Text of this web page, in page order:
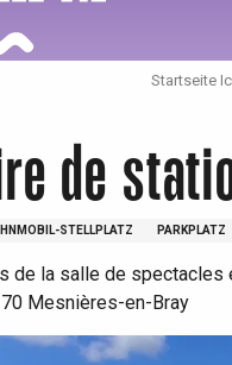
Um zu profitieren
Die gesamte Agenda
Unumgänglich
Trendige Orte
Gut aus der Heimat !
Aufenthalte am Meer
Startseite
de
STELLPLATZ PARKPLATZ
de la salle de spectacles
Mesnières-en-Bray